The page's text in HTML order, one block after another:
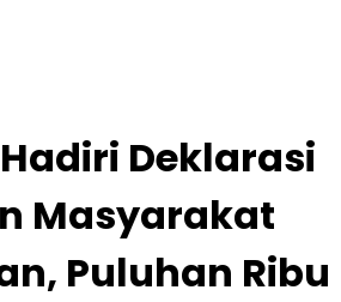
Deklarasi
Masyarakat
Puluhan Ribu